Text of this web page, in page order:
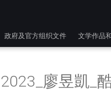
政府及官方组织文件 文学作品
2023_廖昱凱_